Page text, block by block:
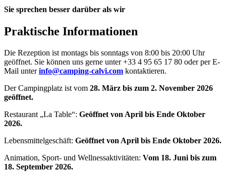
Sie sprechen besser darüber als wir
Praktische Informationen
Die Rezeption ist montags bis sonntags von 8:00 bis 20:00 Uhr
geöffnet. Sie können uns gerne unter +33 4 95 65 17 80 oder per E-
Mail unterinfo@camping-calvi.com kontaktieren.
Der Campingplatz ist vom 28. März bis zum 2. November 2026
geöffnet.
Restaurant „La Table“: Geöffnet von April bis Ende Oktober
2026.
Lebensmittelgeschäft: Geöffnet von April bis Ende Oktober 2026.
Animation, Sport- und Wellnessaktivitäten: Vom 18. Juni bis zum
18. September 2026.